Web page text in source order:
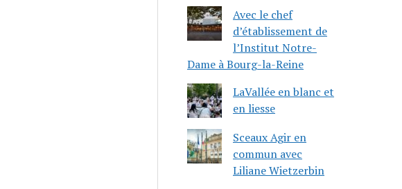
Avec le chef
d’établissement de
l’Institut Notre-
Dame à Bourg-la-Reine
LaVallée en blanc et
en liesse
Sceaux Agir en
commun avec
Liliane Wietzerbin